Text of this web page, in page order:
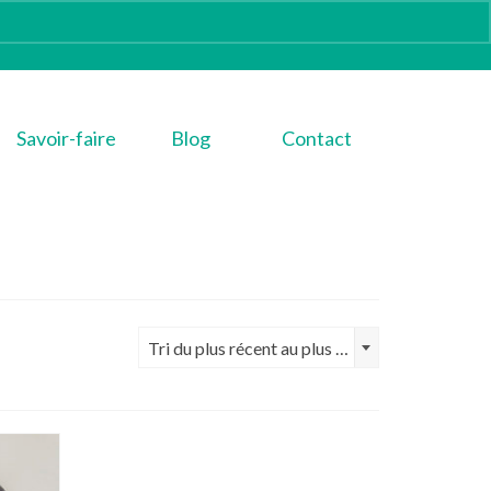
Savoir-faire Blog Contact
Tri du plus récent au plus ancien